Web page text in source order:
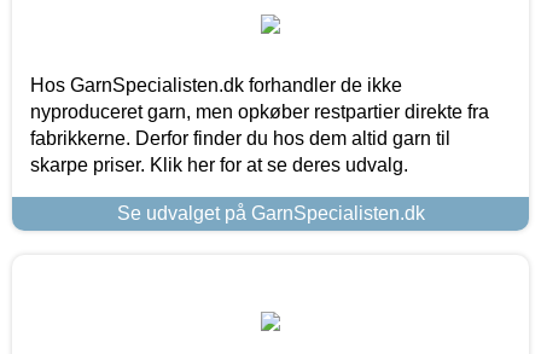
Hos GarnSpecialisten.dk forhandler de ikke
nyproduceret garn, men opkøber restpartier direkte fra
fabrikkerne. Derfor finder du hos dem altid garn til
skarpe priser. Klik her for at se deres udvalg.
Se udvalget på GarnSpecialisten.dk